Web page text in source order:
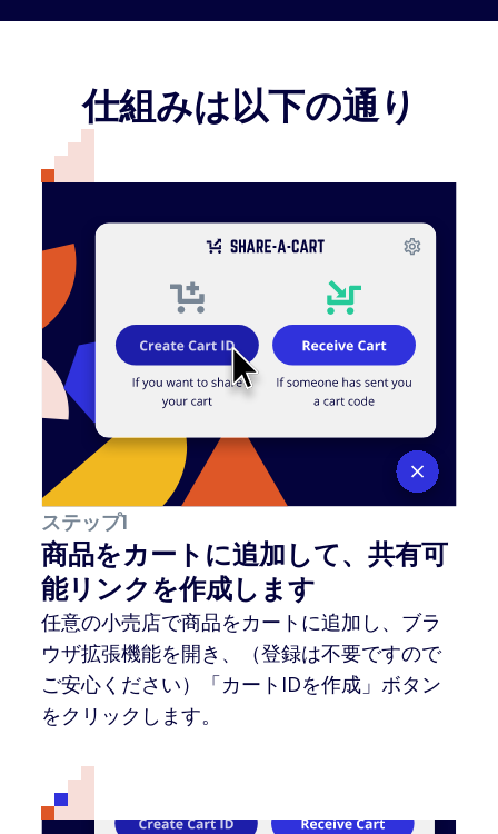
仕組みは以下の通り
ステップ1
商品をカートに追加して、共有可
能リンクを作成します
任意の小売店で商品をカートに追加し、ブラ
ウザ拡張機能を開き、（登録は不要ですので
ご安心ください）「カートIDを作成」ボタン
をクリックします。